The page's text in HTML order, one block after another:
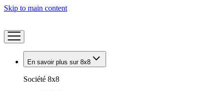
Skip to main content
En savoir plus sur 8x8
Société 8x8